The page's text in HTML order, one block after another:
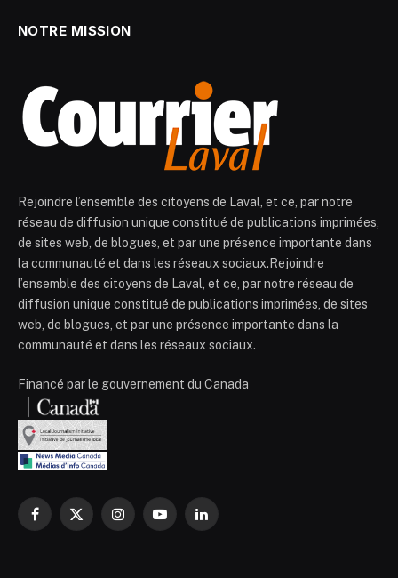
NOTRE MISSION
Rejoindre l’ensemble des citoyens de Laval, et ce, par notre
réseau de diffusion unique constitué de publications imprimées,
de sites web, de blogues, et par une présence importante dans
la communauté et dans les réseaux sociaux.Rejoindre
l’ensemble des citoyens de Laval, et ce, par notre réseau de
diffusion unique constitué de publications imprimées, de sites
web, de blogues, et par une présence importante dans la
communauté et dans les réseaux sociaux.
Financé par le gouvernement du Canada
Facebook
X
InstagramYouTubeLinkedIn